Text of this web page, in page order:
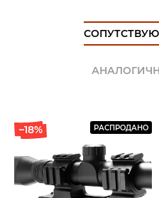
планку двойную под 45
доставку товара не только
Беларусь. Узнать более
номеру телефона.
–18% РАСПРОДАНО